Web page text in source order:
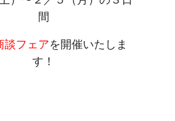
間
談フェアを開催いたしま
す！